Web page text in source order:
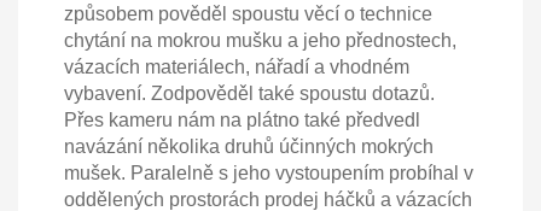
způsobem pověděl spoustu věcí o technice
chytání na mokrou mušku a jeho přednostech,
vázacích materiálech, nářadí a vhodném
vybavení. Zodpověděl také spoustu dotazů.
Přes kameru nám na plátno také předvedl
navázání několika druhů účinných mokrých
mušek. Paralelně s jeho vystoupením probíhal v
oddělených prostorách prodej háčků a vázacích